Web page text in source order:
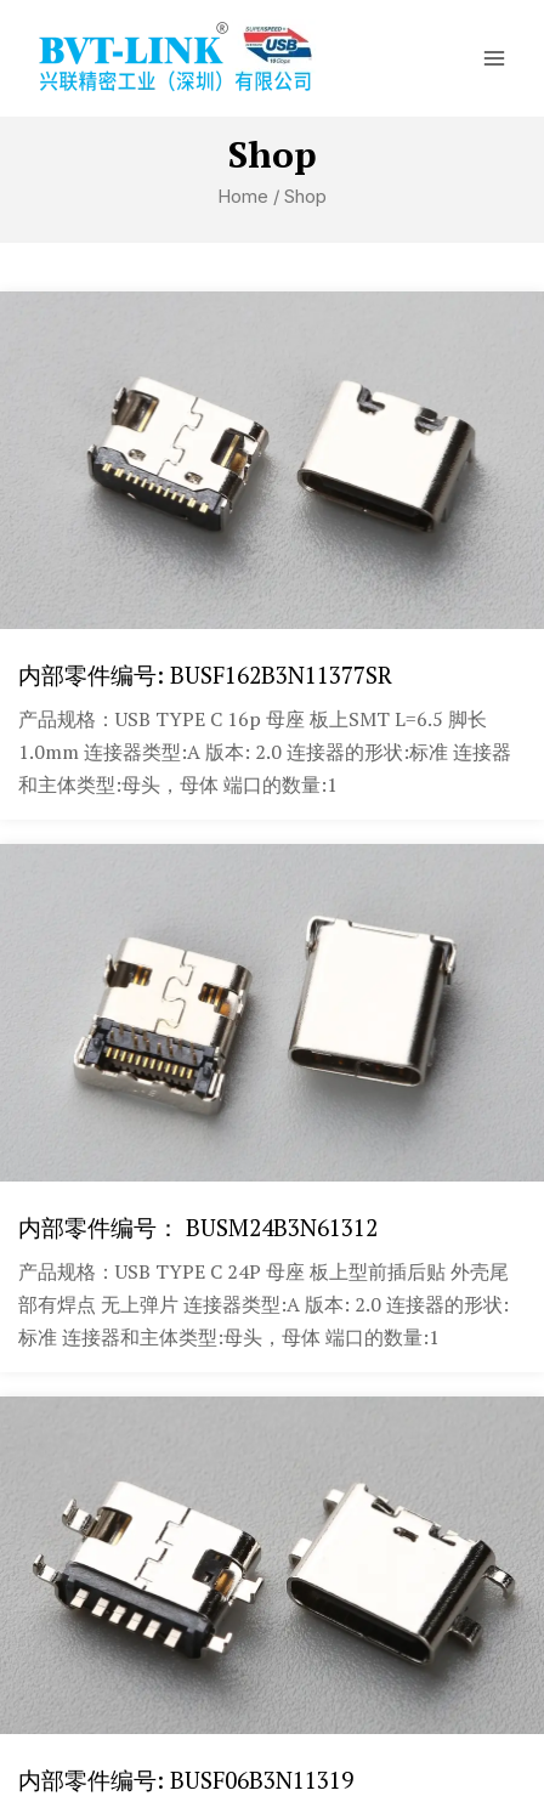
content
Shop
Home / Shop
内部零件编号: BUSF162B3N11377SR
产品规格：USB TYPE C 16p 母座 板上SMT L=6.5 脚长
1.0mm 连接器类型:A 版本: 2.0 连接器的形状:标准 连接器
和主体类型:母头，母体 端口的数量:1
内部零件编号： BUSM24B3N61312
产品规格：USB TYPE C 24P 母座 板上型前插后贴 外壳尾
部有焊点 无上弹片 连接器类型:A 版本: 2.0 连接器的形状:
标准 连接器和主体类型:母头，母体 端口的数量:1
内部零件编号: BUSF06B3N11319